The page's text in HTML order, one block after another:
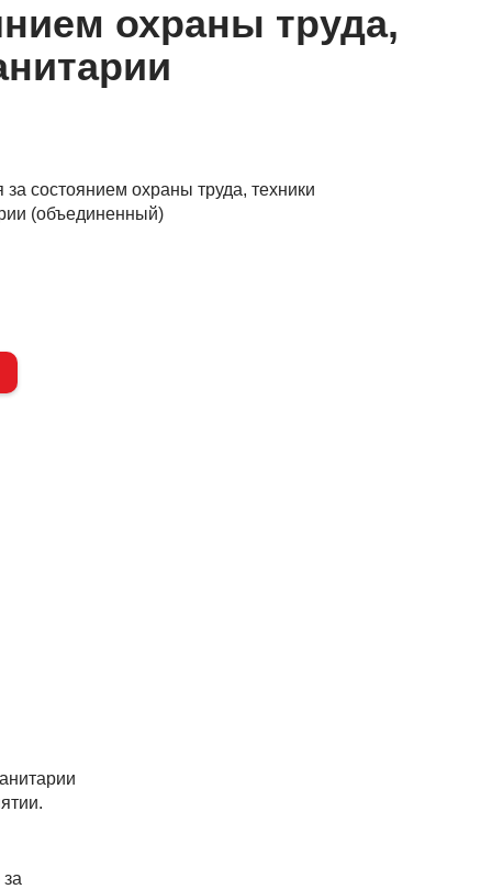
охраны труда,
за состоянием охраны труда, техники
(объединенный)